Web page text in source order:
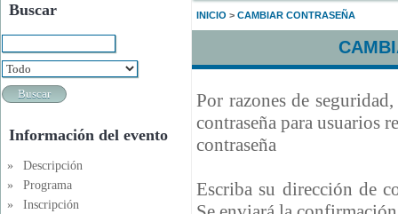
Buscar
Información del evento
»
Descripción
»
Programa
»
Inscripción
INICIO > CAMBIAR CONTRASEÑA
Por razones de
contraseña para usuarios
contraseña
Escriba su dirección de